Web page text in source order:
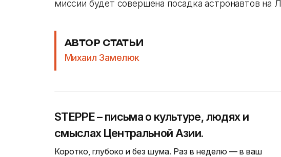
миссии будет совершена посадка астронавтов на
АВТОР СТАТЬИ
Михаил Замелюк
STEPPE – письма о культуре, людях и
смыслах Центральной Азии.
Коротко, глубоко и без шума. Раз в неделю — в ваш